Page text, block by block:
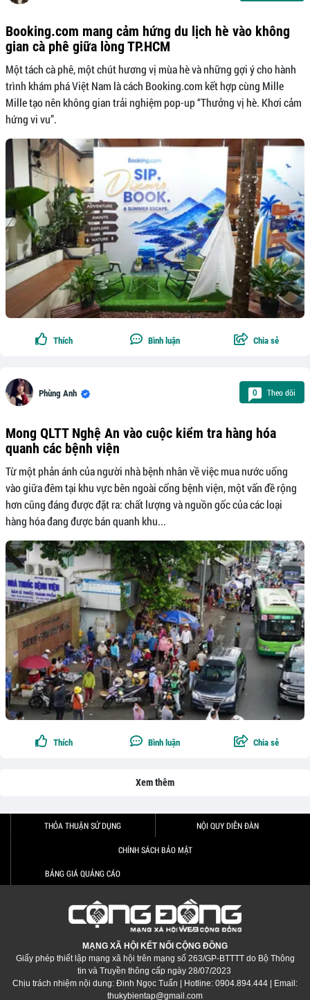
Booking.com mang cảm hứng du lịch hè vào không
gian cà phê giữa lòng TP.HCM
Một tách cà phê, một chút hương vị mùa hè và những gợi ý cho hành
trình khám phá Việt Nam là cách Booking.com kết hợp cùng Mille
Mille tạo nên không gian trải nghiệm pop-up “Thưởng vị hè. Khơi cảm
hứng vi vu”.
Thích Bình luận Chia sẻ
Phùng Anh 0 Theo dõi
Mong QLTT Nghệ An vào cuộc kiểm tra hàng hóa
quanh các bệnh viện
Từ một phản ánh của người nhà bệnh nhân về việc mua nước uống
vào giữa đêm tại khu vực bên ngoài cổng bệnh viện, một vấn đề rộng
hơn cũng đáng được đặt ra: chất lượng và nguồn gốc của các loại
hàng hóa đang được bán quanh khu...
Thích Bình luận Chia sẻ
Xem thêm
THỎA THUẬN SỬ DỤNG NỘI QUY DIỄN ĐÀN
CHÍNH SÁCH BẢO MẬT
BẢNG GIÁ QUẢNG CÁO
MẠNG XÃ HỘI KẾT NỐI CỘNG ĐỒNG
Giấy phép thiết lập mạng xã hội trên mạng số 263/GP-BTTTT do Bộ Thông
tin và Truyền thông cấp ngày 28/07/2023
Chịu trách nhiệm nội dung: Đinh Ngọc Tuấn | Hotline: 0904.894.444 | Email:
thukybientap@gmail.com